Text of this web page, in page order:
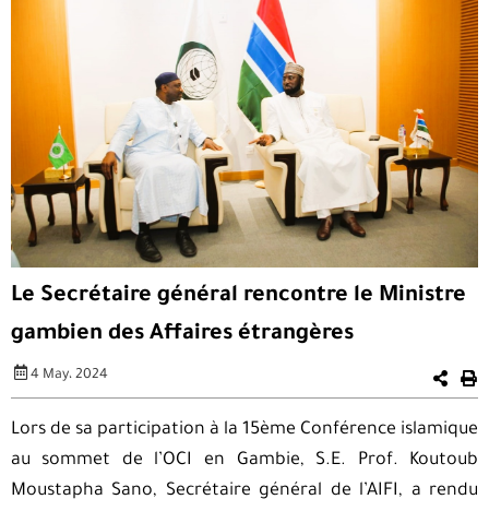
Le Secrétaire général rencontre le Ministre
gambien des Affaires étrangères
4 May، 2024
Lors de sa participation à la 15ème Conférence islamique
au sommet de l’OCI en Gambie, S.E. Prof. Koutoub
Moustapha Sano, Secrétaire général de l’AIFI, a rendu